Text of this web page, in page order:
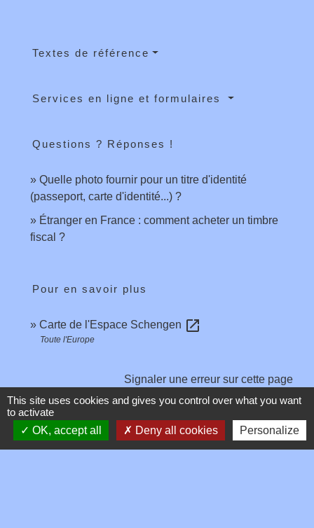
Textes de référence
Services en ligne et formulaires
Questions ? Réponses !
Quelle photo fournir pour un titre d'identité
(passeport, carte d'identité...) ?
Étranger en France : comment acheter un timbre
fiscal ?
Pour en savoir plus
Carte de l'Espace Schengen open_in_new
Toute l'Europe
Signaler une erreur sur cette page
This site uses cookies and gives you control over what you want
to activate
OK, accept all
Deny all cookies Personalize